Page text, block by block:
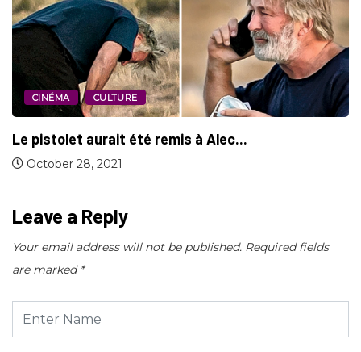
CINÉMA CULTURE
Le pistolet aurait été remis à Alec...
October 28, 2021
Leave a Reply
Your email address will not be published. Required fields
are marked *